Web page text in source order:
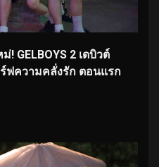
! GELBOYS 2 เดบิวต์
ฟความคลั่งรัก ตอนแรก